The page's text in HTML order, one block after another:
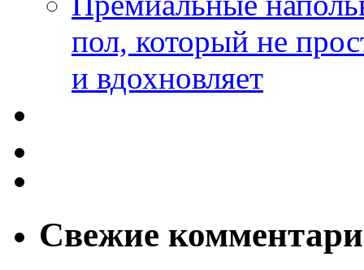
пол, который не
и вдохновляет
Свежие